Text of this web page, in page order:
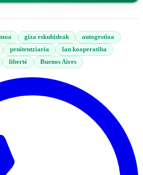
giza eskubideak
autogestioa
penitentziaria
lan kooperatiba
liberté Buenos Aires